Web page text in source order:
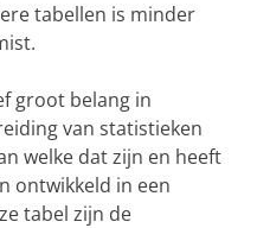
tabellen is minder
groot belang in
van statistieken
welke dat zijn en heeft
ontwikkeld in een
tabel zijn de